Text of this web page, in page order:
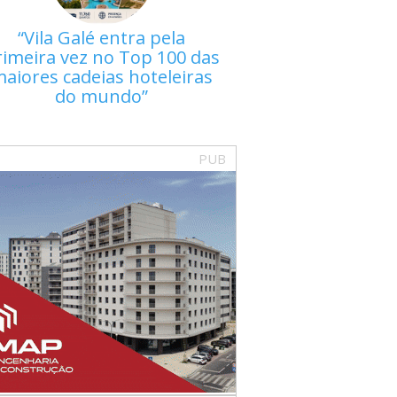
Vila Galé entra pela
vez no Top 100 das
cadeias hoteleiras
do mundo
PUB